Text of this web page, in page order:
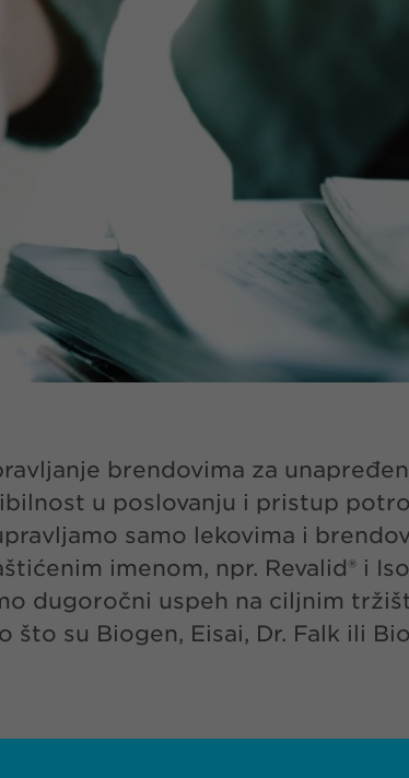
brendovima za
u poslovanju i pristup
samo lekovima i
imenom, npr. Revalid® i
dugoročni uspeh na ciljnim
su Biogen, Eisai, Dr. Falk ili